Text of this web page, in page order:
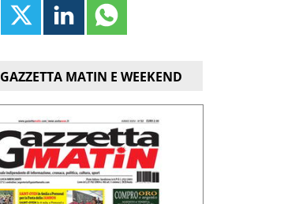
GAZZETTA MATIN E WEEKEND